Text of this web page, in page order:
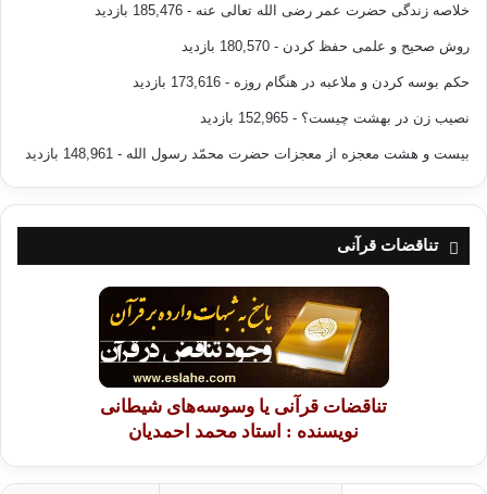
خلاصه زندگی حضرت عمر رضی الله تعالی عنه - 185,476 بازدید
روش صحیح و علمی حفظ کردن - 180,570 بازدید
حکم بوسه کردن و ملاعبه در هنگام روزه - 173,616 بازدید
نصیب زن در بهشت چیست؟ - 152,965 بازدید
بیست و هشت معجزه از معجزات حضرت محمّد رسول الله - 148,961 بازدید
تناقضات قرآنی
تناقضات قرآنی یا وسوسه‌های شیطانی
نویسنده : استاد محمد احمدیان